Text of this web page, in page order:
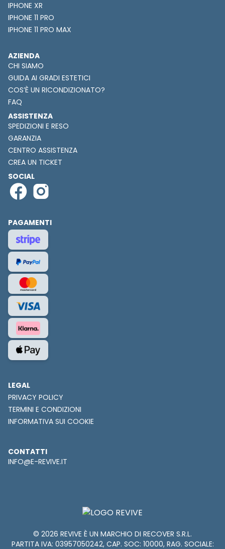
IPHONE XR
IPHONE 11 PRO
IPHONE 11 PRO MAX
AZIENDA
CHI SIAMO
GUIDA AI GRADI ESTETICI
COS’È UN RICONDIZIONATO?
FAQ
ASSISTENZA
SPEDIZIONI E RESO
GARANZIA
CENTRO ASSISTENZA
CREA UN TICKET
SOCIAL
PAGAMENTI
LEGAL
PRIVACY POLICY
TERMINI E CONDIZIONI
INFORMATIVA SUI COOKIE
CONTATTI
INFO@E-REVIVE.IT
© 2026 REVIVE È UN MARCHIO DI RECOVER S.R.L.
PARTITA IVA: 03957050242, CAP. SOC: 10000, RAG. SOCIALE: